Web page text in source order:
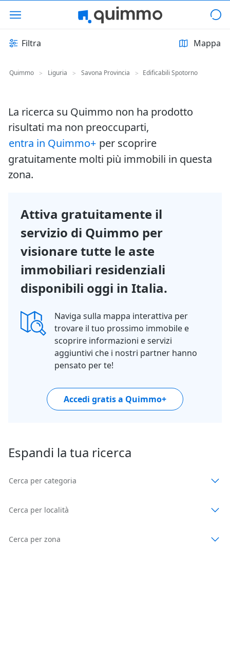
Filtra Mappa
Quimmo > Liguria > Savona Provincia > Edificabili Spotorno
La ricerca su Quimmo non ha prodotto
risultati ma non preoccuparti,
entra in Quimmo+ per scoprire
gratuitamente molti più immobili in questa
zona.
Attiva gratuitamente il
servizio di Quimmo per
visionare tutte le aste
immobiliari residenziali
disponibili oggi in Italia.
Naviga sulla mappa interattiva per
trovare il tuo prossimo immobile e
scoprire informazioni e servizi
aggiuntivi che i nostri partner hanno
pensato per te!
Accedi gratis a Quimmo+
Espandi la tua ricerca
Cerca per categoria
Cerca per località
Cerca per zona